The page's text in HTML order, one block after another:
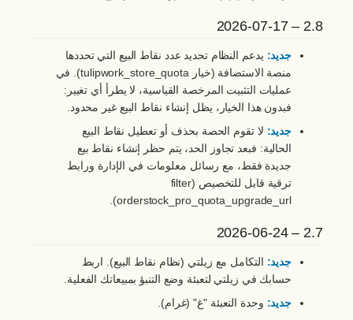
2.8 – 2026-07-17
جديد: يدعم النظام تحديد عدد نقاط البيع التي تحددها
منصة الاستضافة (خيار tulipwork_store_quota). في
عمليات التثبيت المرخصة القياسية، لا يطرأ أي تغيير:
فبدون هذا الخيار، يظل إنشاء نقاط البيع غير محدود.
جديد: لا تقوم الحصة بحذف أو تعطيل نقاط البيع
الحالية: فبعد تجاوز الحد، يتم حظر إنشاء نقاط بيع
جديدة فقط، مع رسائل معلومات في الإدارة ورابط
ترقية قابل للتخصيص (filter
orderstock_pro_quota_upgrade_url).
2.7 – 2026-06-24
جديد: التكامل مع زيلتي (نظام نقاط البيع). اربط
حسابك في زيلتي لتعبئة وضع التنبؤ بمبيعاتك الفعلية.
جديد: وحدة التعبئة "غ" (غرام).